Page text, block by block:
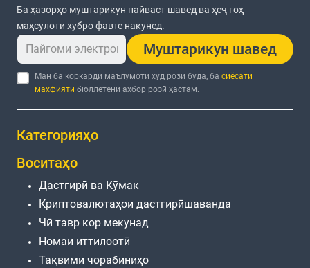
Ба ҳазорҳо муштарикун пайваст шавед ва ҳеҷ гоҳ
маҳсулоти хубро фавте накунед.
Муштарикун шавед
Ман ба коркарди маълумоти худ розӣ буда, басиёсати
махфияти бюллетени ахбор розӣ ҳастам.
Категорияҳо
Воситаҳо
Дастгирӣ ва Кӯмак
Криптовалютаҳои дастгирӣшаванда
Чӣ тавр кор мекунад
Номаи иттилоотӣ
Тақвими чорабиниҳо